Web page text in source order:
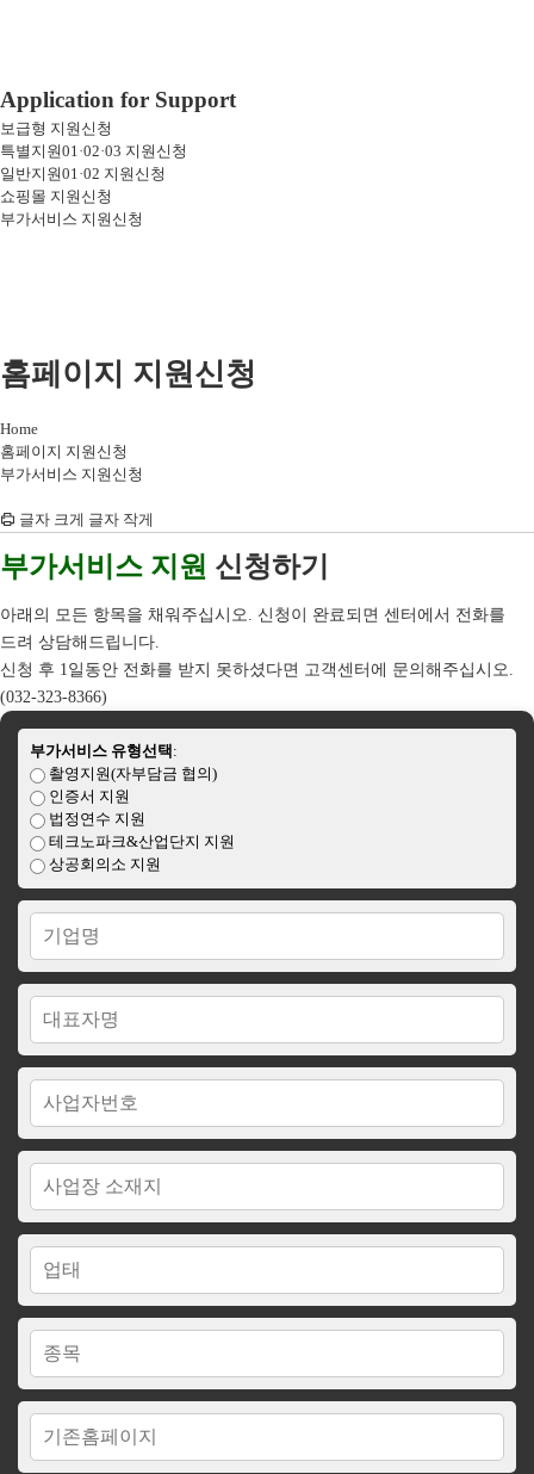
Application for Support
보급형 지원신청
특별지원01·02·03 지원신청
일반지원01·02 지원신청
쇼핑몰 지원신청
부가서비스 지원신청
홈페이지 지원신청
Home
홈페이지 지원신청
부가서비스 지원신청
인
글자 크게 글자 작게
부가서비스 지원 신청하기
아래의 모든 항목을 채워주십시오. 신청이 완료되면 센터에서 전화를
드려 상담해드립니다.
신청 후 1일동안 전화를 받지 못하셨다면 고객센터에 문의해주십시오.
(032-323-8366)
부가서비스 유형선택 :
촬영지원(자부담금 협의)
인증서 지원
법정연수 지원
테크노파크&산업단지 지원
상공회의소 지원